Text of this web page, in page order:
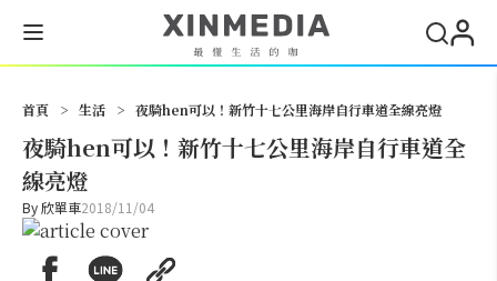
首頁 > 生活 > 夜騎hen可以！新竹十七公里海岸自行車道全線亮燈
夜騎hen可以！新竹十七公里海岸自行車道全
線亮燈
By欣單車2018/11/04